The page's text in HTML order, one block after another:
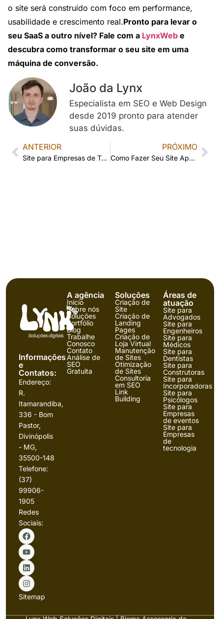
o site será construído com foco em performance,
usabilidade e crescimento real.Pronto para levar o
seu SaaS a outro nível? Fale com a LynxWeb e
descubra como transformar o seu site em uma
máquina de conversão.
João da Lynx
Especialista em SEO e Web Design
desde 2019 pronto para atender
suas dúvidas.
ANTERIOR
Site para Empresas de Tecnologia: A Vitrine Digital que Conquista Clientes
PRÓXIMO
Como Fazer Seu Site Aparecer no Google
Informações
e
Contatos:
Endereço:
R.
Itamarandiba,
336 - Bom
Pastor,
Divinópolis
- MG,
35500-148
Telefone:
(37)
99906-
1905
Redes
Sociais:
Sitemap
A agência
Início
Sobre nós
Soluções
Portfólio
Blog
Trabalhe
Conosco
Contato
Análise de
SEO
Gratuita
Soluções
Criação de
Site
Criação de
Landing
Pages
Criação de
Loja Virtual
Manutenção
de Sites
Otimização
de Sites
Consultoria
em SEO
Link
Building
Áreas de
atuação
Site para
Advogados
Site para
Engenheiros
Site para
Médicos
Site para
Dentistas
Site para
Construtoras
Site para
Incorporadoras
Site para
Psicólogos
Site para
Empresas
de eventos
Site para
Empresas
de
tecnologia